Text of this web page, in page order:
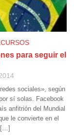
para seguir el
sociales», según
sí solas. Facebook
anfitrión del Mundial
le convierte en el
[…]